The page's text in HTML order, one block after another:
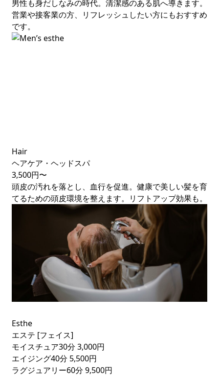
男性も身だしなみの時代。清潔感のある肌へ導きます。
営業や接客業の方、リフレッシュしたい方にもおすすめ
です。
Hair
ヘアケア・ヘッドスパ
3,500円〜
頭皮の汚れを落とし、血行を促進。健康で美しい髪を育
てるための頭皮環境を整えます。リフトアップ効果も。
Esthe
エステ [フェイス]
モイスチュア30分 3,000円
エイジング40分 5,500円
ラグジュアリー60分 9,500円